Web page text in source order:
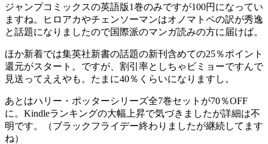
ジャンプコミックスの英語版1巻のみですが100円になってい
ますね。ヒロアカやチェンソーマンはオノマトペの訳が秀逸
と話題になりましたので国際派のマンガ読みの方に届けば。
ほか新着では集英社新書の話題の新刊含めての25％ポイント
還元がスタート。ですが、割引率としちゃビミョーですんで
見送ってええやも。たまに40％くらいになりますし。
あとはハリー・ポッターシリーズ全7巻セットが70％OFF
に。Kindleランキングの大幅上昇で気づきましたが詳細は不
明です。（ブラックフライデー終わりましたが継続してます
ね）